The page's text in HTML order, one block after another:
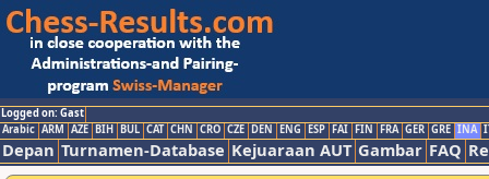
Logged on: Gast
Arabic ARM AZE BIH BUL CAT CHN CRO CZE DEN ENG ESP FAI FIN FRA GER GRE INA
Depan Turnamen-Database Kejuaraan AUT Gambar FAQ